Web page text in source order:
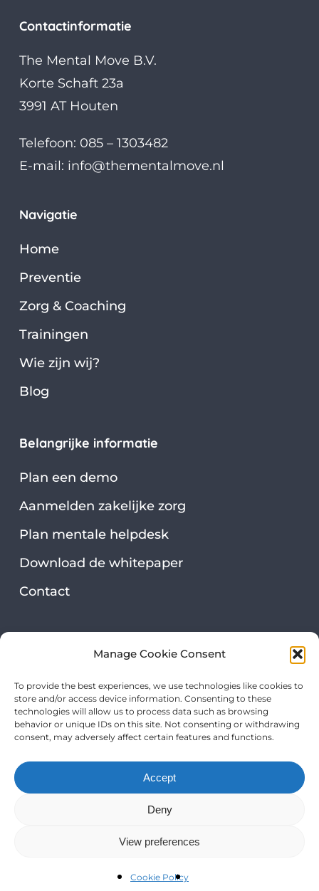
Manage Cookie Consent
To provide the best experiences, we use technologies like cookies to
store and/or access device information. Consenting to these
technologies will allow us to process data such as browsing
behavior or unique IDs on this site. Not consenting or withdrawing
consent, may adversely affect certain features and functions.
Accept
Deny
View preferences
Cookie Policy
Contactinformatie
The Mental Move B.V.
Korte Schaft 23a
3991 AT Houten
Telefoon: 085 – 1303482
E-mail: info@thementalmove.nl
Navigatie
Home
Preventie
Zorg & Coaching
Trainingen
Wie zijn wij?
Blog
Belangrijke informatie
Plan een demo
Aanmelden zakelijke zorg
Plan mentale helpdesk
Download de whitepaper
Contact
Onze certificeringen
The Mental Move B.V. | KvK: 78716446 | BTW:
Cookie policy